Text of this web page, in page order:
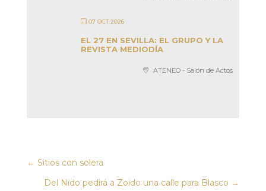
07 OCT 2026
EL 27 EN SEVILLA: EL GRUPO Y LA
REVISTA MEDIODÍA
ATENEO - Salón de Actos
← Sitios con solera
Del Nido pedirá a Zoido una calle para Blasco →